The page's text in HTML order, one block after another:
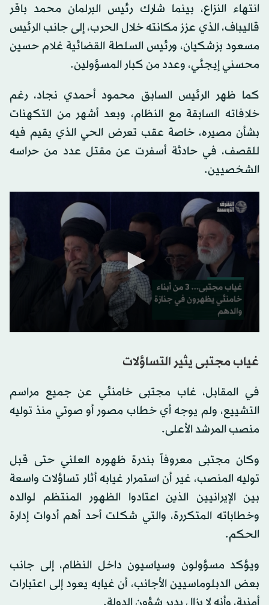
انتهاء النزاع، بينما شارك رئيس البرلمان محمد باقر
قاليباف، الذي عزز مكانته خلال الحرب، إلى جانب الرئيس
مسعود بزشكيان، ورئيس السلطة القضائية غلام حسين
محسني إيجئي، وعدد من كبار المسؤولين.
كما ظهر الرئيس السابق محمود أحمدي نجاد، رغم
خلافاته السابقة مع النظام، وبعد أشهر من التكهنات
بشأن مصيره، خاصة عقب تعرض الحي الذي يقيم فيه
للقصف، في حادثة أسفرت عن مقتل عدد من حراسه
الشخصيين.
غياب مجتبى يثير التساؤلات
في المقابل، غاب مجتبى خامنئي عن جميع مراسم
التشييع، ولم يوجه أي خطاب مصور أو صوتي منذ توليه
منصب المرشد الأعلى.
وكان مجتبى معروفاً بندرة ظهوره العلني حتى قبل
توليه المنصب، غير أن استمرار غيابه أثار تساؤلات واسعة
بين الإيرانيين الذين اعتادوا الظهور المنتظم لوالده
وخطاباته المتكررة، والتي شكلت أحد أهم أدوات إدارة
الحكم.
ويؤكد مسؤولون وسياسيون داخل النظام، إلى جانب
بعض الدبلوماسيين الأجانب، أن غيابه يعود إلى اعتبارات